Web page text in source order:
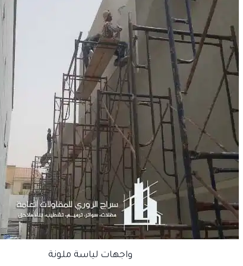
واجهات لياسة ملونة